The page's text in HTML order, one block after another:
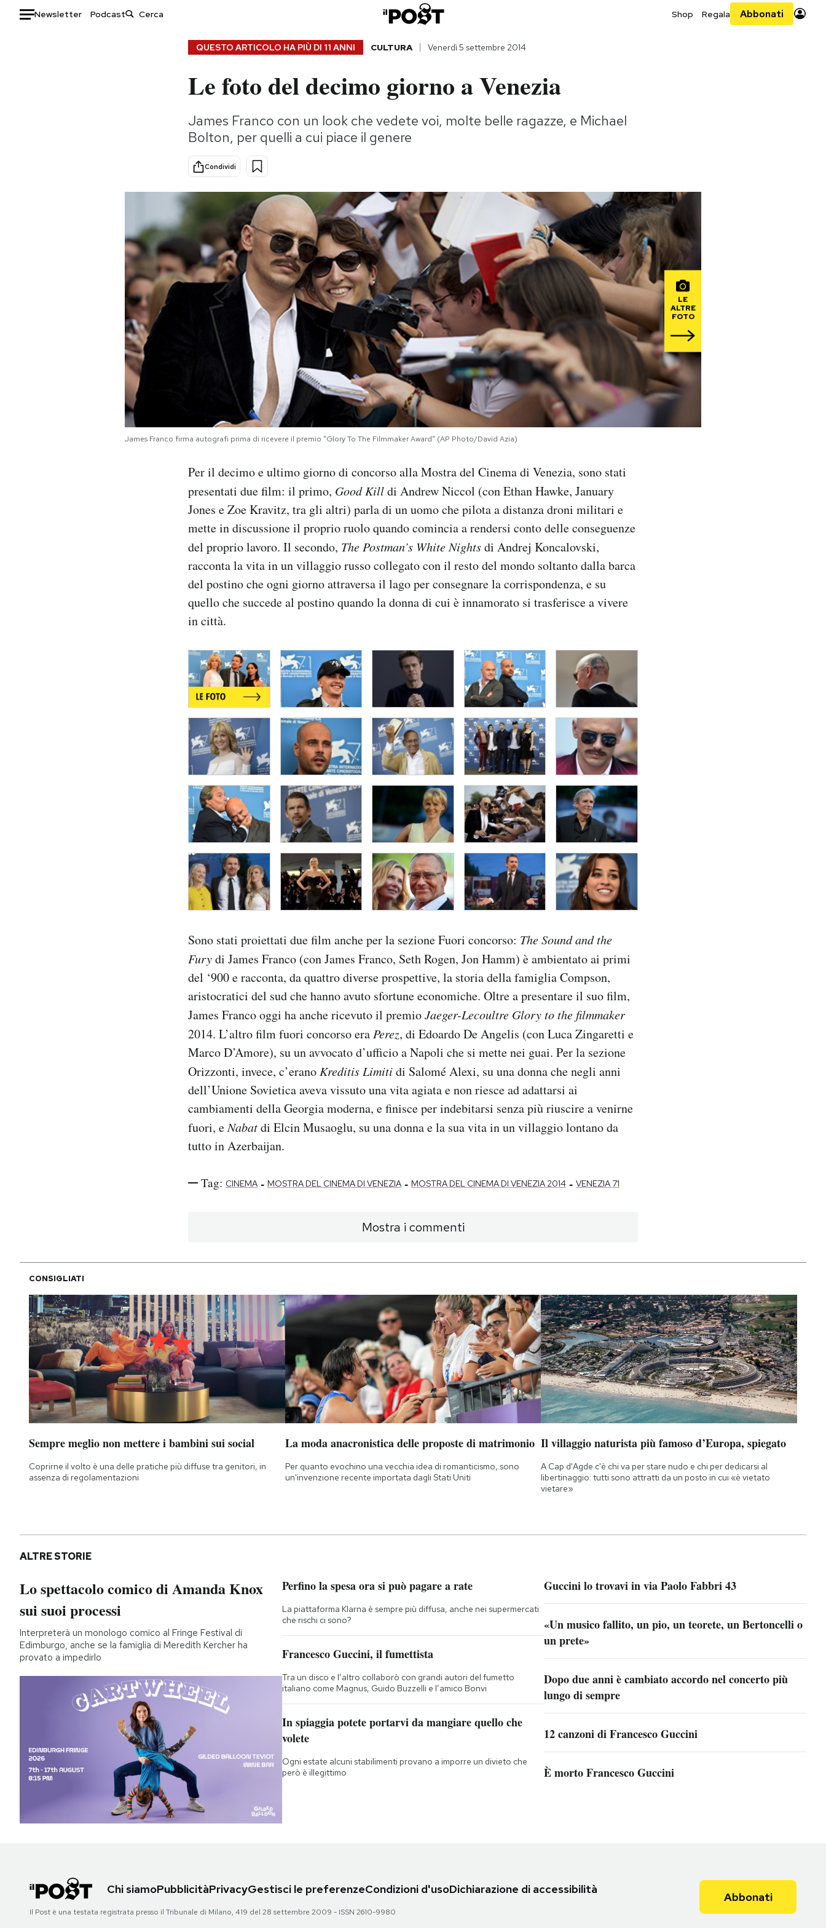
Newsletter Podcast Shop Regala Abbonati
Consumismi
Storie/Idee
Ok Boomer!
Media
Altrecose
Mondiali calcio 2026
QUESTO ARTICOLO HA PIÙ DI 11 ANNI CULTURA Venerdì 5 settembre 2014
Le foto del decimo giorno a Venezia
James Franco con un look che vedete voi, molte belle ragazze, e Michael
Bolton, per quelli a cui piace il genere
Condividi
LE
ALTRE
FOTO
James Franco firma autografi prima di ricevere il premio "Glory To The Filmmaker Award" (AP Photo/David Azia)
Per il decimo e ultimo giorno di concorso alla Mostra del Cinema di Venezia, sono stati
presentati due film: il primo, Good Killdi Andrew Niccol (con Ethan Hawke, January
Jones e Zoe Kravitz, tra gli altri) parla di un uomo che pilota a distanza droni militari e
mette in discussione il proprio ruolo quando comincia a rendersi conto delle conseguenze
del proprio lavoro. Il secondo, The Postman’s White Nightsdi Andrej Koncalovski,
racconta la vita in un villaggio russo collegato con il resto del mondo soltanto dalla barca
del postino che ogni giorno attraversa il lago per consegnare la corrispondenza, e su
quello che succede al postino quando la donna di cui è innamorato si trasferisce a vivere
in città.
Sono stati proiettati due film anche per la sezione Fuori concorso: The Sound and the
Furydi James Franco (con James Franco, Seth Rogen, Jon Hamm) è ambientato ai primi
del ‘900 e racconta, da quattro diverse prospettive, la storia della famiglia Compson,
aristocratici del sud che hanno avuto sfortune economiche. Oltre a presentare il suo film,
James Franco oggi ha anche ricevuto il premioJaeger-Lecoultre Glory to the filmmaker
2014. L’altro film fuori concorso eraPerez, di Edoardo De Angelis (con Luca Zingaretti e
Marco D’Amore), su un avvocato d’ufficio a Napoli che si mette nei guai. Per la sezione
Orizzonti, invece, c’eranoKreditis Limitidi Salomé Alexi, su una donna che negli anni
dell’Unione Sovietica aveva vissuto una vita agiata e non riesce ad adattarsi ai
cambiamenti della Georgia moderna, e finisce per indebitarsi senza più riuscire a venirne
fuori, eNabatdi Elcin Musaoglu, su una donna e la sua vita in un villaggio lontano da
tutto in Azerbaijan.
Tag: CINEMA - MOSTRA DEL CINEMA DI VENEZIA - MOSTRA DEL CINEMA DI VENEZIA 2014 - VENEZIA 71
Mostra i commenti
CONSIGLIATI
Sempre meglio non mettere i bambini sui social
Coprirne il volto è una delle pratiche più diffuse tra genitori, in
assenza di regolamentazioni
La moda anacronistica delle proposte di matrimonio
Per quanto evochino una vecchia idea di romanticismo, sono
un'invenzione recente importata dagli Stati Uniti
Il villaggio naturista più famoso d’Europa, spiegato
A Cap d'Agde c'è chi va per stare nudo e chi per dedicarsi al
libertinaggio: tutti sono attratti da un posto in cui «è vietato
vietare»
ALTRE STORIE
Lo spettacolo comico di Amanda Knox
sui suoi processi
Interpreterà un monologo comico al Fringe Festival di
Edimburgo, anche se la famiglia di Meredith Kercher ha
provato a impedirlo
Perfino la spesa ora si può pagare a rate
La piattaforma Klarna è sempre più diffusa, anche nei supermercati:
che rischi ci sono?
Francesco Guccini, il fumettista
Tra un disco e l’altro collaborò con grandi autori del fumetto
italiano come Magnus, Guido Buzzelli e l’amico Bonvi
In spiaggia potete portarvi da mangiare quello che
volete
Ogni estate alcuni stabilimenti provano a imporre un divieto che
però è illegittimo
Guccini lo trovavi in via Paolo Fabbri 43
«Un musico fallito, un pio, un teorete, un Bertoncelli o
un prete»
Dopo due anni è cambiato accordo nel concerto più
lungo di sempre
12 canzoni di Francesco Guccini
È morto Francesco Guccini
Chi siamoPubblicitàPrivacyGestisci le preferenzeCondizioni d'usoDichiarazione di accessibilità
Il Post è una testata registrata presso il Tribunale di Milano, 419 del 28 settembre 2009 - ISSN 2610-9980
Abbonati